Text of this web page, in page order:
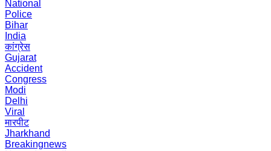
National
Police
Bihar
India
कांग्रेस
Gujarat
Accident
Congress
Modi
Delhi
Viral
मारपीट
Jharkhand
Breakingnews